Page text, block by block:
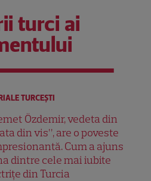
turci ai
TURCEŞTI
Özdemir, vedeta din
din vis”, are o poveste
Cum a ajuns
dintre cele mai iubite
din Turcia